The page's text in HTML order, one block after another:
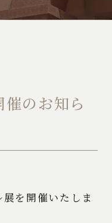
のお知ら
を開催いたしま